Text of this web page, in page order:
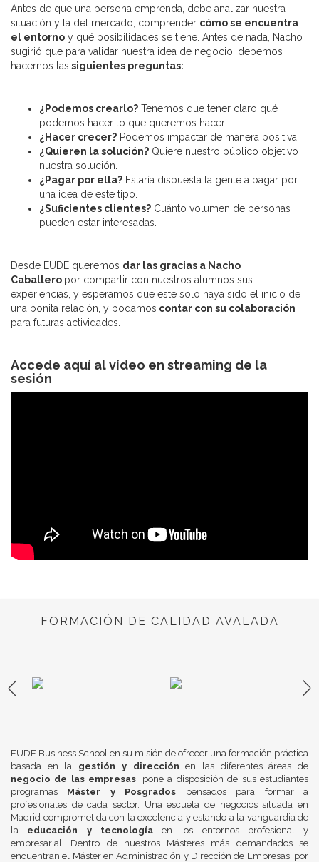
Antes de que una persona emprenda, debe analizar nuestra
situación y la del mercado, comprender cómo se encuentra
el entorno y qué posibilidades se tiene. Antes de nada, Nacho
sugirió que para validar nuestra idea de negocio, debemos
hacernos las siguientes preguntas:
¿Podemos crearlo? Tenemos que tener claro qué
podemos hacer lo que queremos hacer.
¿Hacer crecer? Podemos impactar de manera positiva
¿Quieren la solución? Quiere nuestro público objetivo
nuestra solución.
¿Pagar por ella? Estaría dispuesta la gente a pagar por
una idea de este tipo.
¿Suficientes clientes? Cuánto volumen de personas
pueden estar interesadas.
Desde EUDE queremos dar las gracias a Nacho
Caballero por compartir con nuestros alumnos sus
experiencias, y esperamos que este solo haya sido el inicio de
una bonita relación, y podamos contar con su colaboración
para futuras actividades.
Accede aquí al vídeo en streaming de la
sesión
FORMACIÓN DE CALIDAD AVALADA
EUDE Business School en su misión de ofrecer una formación práctica
basada en la gestión y dirección en las diferentes áreas de
negocio de las empresas , pone a disposición de sus estudiantes
programas Máster y Posgrados pensados para formar a
profesionales de cada sector. Una escuela de negocios situada en
Madrid comprometida con la excelencia y estando a la vanguardia de
la educación y tecnologíaen los entornos profesional y
empresarial. Dentro de nuestros Másteres más demandados se
encuentran el Máster en Administración y Dirección de Empresas, por